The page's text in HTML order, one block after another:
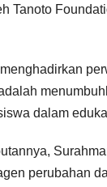
Tanoto
dalam
perubahan